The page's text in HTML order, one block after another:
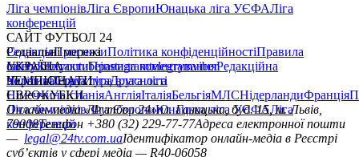
Ліга чемпіонівЛіга ЄвропиЮнацька ліга УЄФАЛіга
конференцій
САЙТ ФУТБОЛ 24
РедакціяПрогнозиПолітика конфіденційностіПравила
сайтуКонтактиПравила коментуванняРедакційна
політикаСтруктура власності
Соціальні мережі
facebookxyoutubeinstagramtelegramviber
УКРАЇНА
УкраїнаПерша лігаДруга ліга
ЧЕМПІОНАТИ
НімеччинаІспаніяАнгліяІталіяБельгіяМЛСНідерландиФранція
ЄВРОКУБКИ
Ліга чемпіонівЛіга ЄвропиЮнацька ліга УЄФАЛіга
конференцій
Онлайн-медіа «Футбол 24»пл. Галицька, буд. 15, м. Львів,
79008Телефон +380 (32) 229-77-77Адреса електронної пошти
— legal@24tv.com.uaІдентифікатор онлайн-медіа в Реєстрі
суб’єктів у сфері медіа — R40-06058